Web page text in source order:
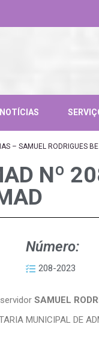
NOTÍCIAS
– SAMUEL RODRIGUES
Nº
Número:
208-2023
SAMUEL
MUNICIPAL DE